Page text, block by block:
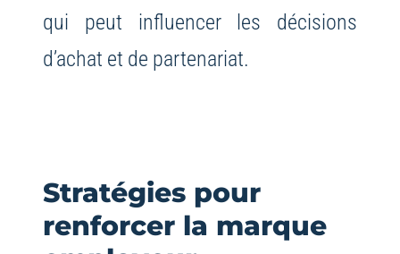
qui peut influencer les décisions
d’achat et de partenariat.
Stratégies pour
renforcer la marque